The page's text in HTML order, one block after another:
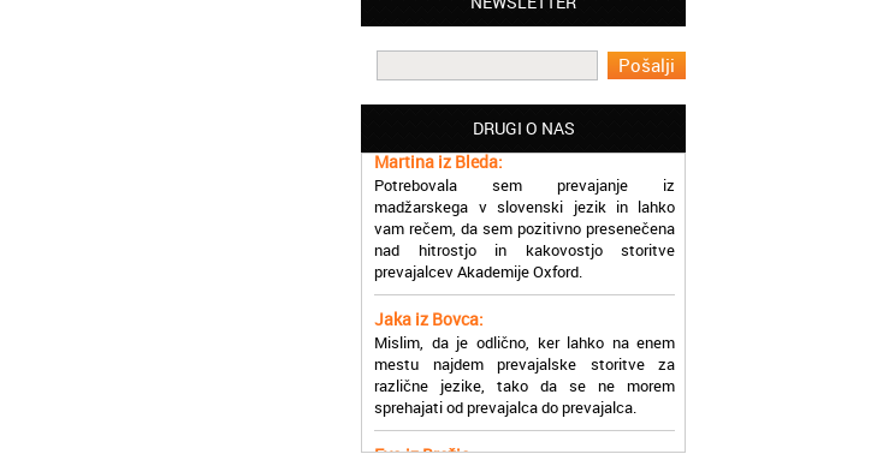
DRUGI O NAS
prevajalske storitve opravljajo hitro in
učinkoviti.
Martina iz Bleda:
Potrebovala sem prevajanje iz
madžarskega v slovenski jezik in lahko
vam rečem, da sem pozitivno presenečena
nad hitrostjo in kakovostjo storitve
prevajalcev Akademije Oxford.
Jaka iz Bovca:
Mislim, da je odlično, ker lahko na enem
mestu najdem prevajalske storitve za
različne jezike, tako da se ne morem
sprehajati od prevajalca do prevajalca.
Eva iz Brežic:
Nujno sem potrebovala prevod v francoski